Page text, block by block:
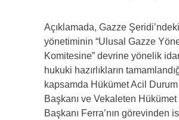
Açıklamada, Gazze
yönetiminin “Ulusal Gazze
Komitesine” devrine yönelik
hukuki hazırlıkların
kapsamda Hükümet Acil
Başkanı ve Vekaleten Hükümet
Başkanı Ferra’nın görevinden